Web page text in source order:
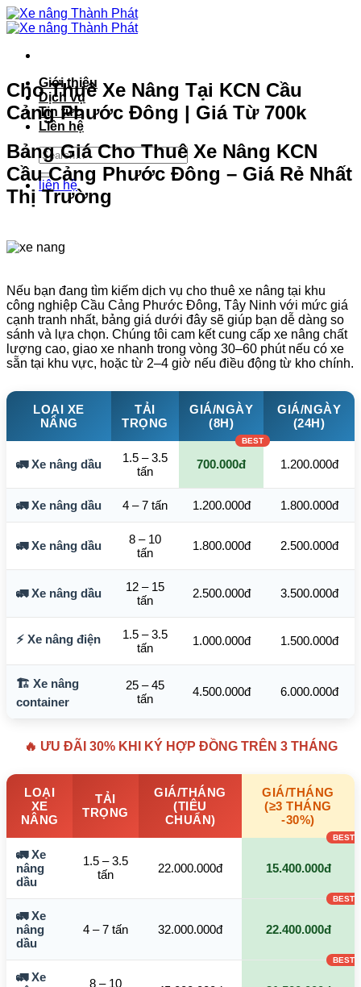
Bỏ
qua
dung
Giới thiệu
Dịch vụ
Tin tức
Liên hệ
liên hệ
Cho Thuê Xe Nâng Tại KCN Cầu
Cảng Phước Đông | Giá Từ 700k
Bảng Giá Cho Thuê Xe Nâng KCN
Cầu Cảng Phước Đông – Giá Rẻ Nhất
Thị Trường
Nếu bạn đang tìm kiếm dịch vụ cho thuê xe nâng tại khu
công nghiệp Cầu Cảng Phước Đông, Tây Ninh với mức giá
cạnh tranh nhất, bảng giá dưới đây sẽ giúp bạn dễ dàng so
sánh và lựa chọn. Chúng tôi cam kết cung cấp xe nâng chất
lượng cao, giao xe nhanh trong vòng 30–60 phút nếu có xe
sẵn tại khu vực, hoặc từ 2–4 giờ nếu điều động từ kho chính.
LOẠI XE
NÂNG
TẢI
TRỌNG
GIÁ/NGÀY
(8H)
GIÁ/NGÀY
(24H)
🚛 Xe nâng dầu
1.5 – 3.5
tấn
700.000đ 1.200.000đ
🚛 Xe nâng dầu 4 – 7 tấn 1.200.000đ 1.800.000đ
🚛 Xe nâng dầu
8 – 10
tấn
1.800.000đ 2.500.000đ
🚛 Xe nâng dầu
12 – 15
tấn
2.500.000đ 3.500.000đ
⚡ Xe nâng điện
1.5 – 3.5
tấn
1.000.000đ 1.500.000đ
🏗️ Xe nâng
container
25 – 45
tấn
4.500.000đ 6.000.000đ
🔥 ƯU ĐÃI 30% KHI KÝ HỢP ĐỒNG TRÊN 3 THÁNG
LOẠI
XE
NÂNG
TẢI
TRỌNG
GIÁ/THÁNG
(TIÊU
CHUẨN)
GIÁ/THÁNG
(≥3 THÁNG
-30%)
🚛 Xe
nâng
dầu
1.5 – 3.5
tấn
22.000.000đ 15.400.000đ
🚛 Xe
nâng
dầu
4 – 7 tấn 32.000.000đ 22.400.000đ
🚛 Xe
8 – 10